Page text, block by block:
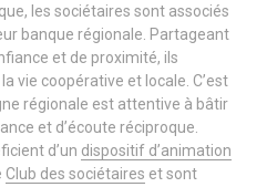
les sociétaires sont associés
banque régionale. Partageant
et de proximité, ils
vie coopérative et locale. C’est
régionale est attentive à bâtir
et d’écoute réciproque.
d’un dispositif d’animation
Club des sociétaires et sont